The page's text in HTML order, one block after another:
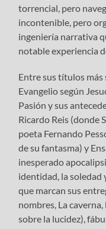
torrencial, pero
incontenible, pero
ingeniería narrativa
notable experiencia
Entre sus títulos más
Evangelio según
Pasión y sus
Ricardo Reis (donde
poeta Fernando
de su fantasma) y
inesperado
identidad, la soledad
que marcan sus
nombres, La
sobre la lucidez),